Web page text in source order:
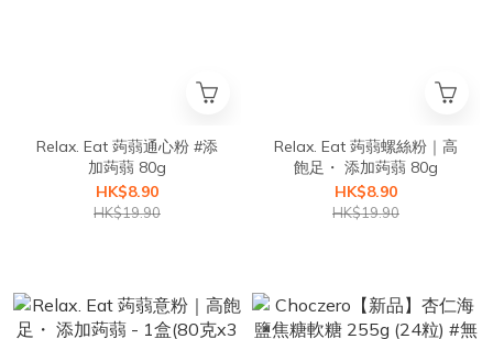
Relax. Eat 蒟蒻通心粉 #添
加蒟蒻 80g
HK$8.90
HK$19.90
Relax. Eat 蒟蒻螺絲粉｜高
飽足・ 添加蒟蒻 80g
HK$8.90
HK$19.90